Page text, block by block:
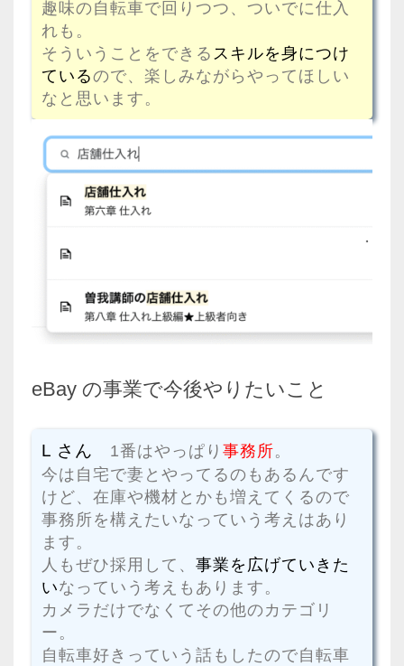
趣味の自転車で回りつつ、ついでに仕入
れも。
そういうことをできる スキルを身につけ
ているので、楽しみながらやってほしい
なと思います。
eBay の事業で今後やりたいこと
L さん 1番はやっぱり 事務所。
今は自宅で妻とやってるのもあるんです
けど、在庫や機材とかも増えてくるので
事務所を構えたいなっていう考えはあり
ます。
人もぜひ採用して、 事業を広げていきた
いなっていう考えもあります。
カメラだけでなくてその他のカテゴリ
ー。
自転車好きっていう話もしたので自転車